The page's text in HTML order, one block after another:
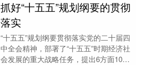
抓好“十五五”规划纲要的贯彻
落实
“十五五”规划纲要贯彻落实党的二十届四
中全会精神，部署了“十五五”时期经济社
会发展的重大战略任务，提出6方面109